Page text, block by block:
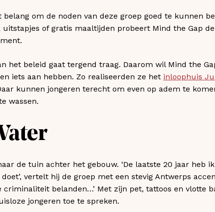
belang om de noden van deze groep goed te kunnen
uitstapjes of gratis maaltijden probeert Mind the Gap
het beleid gaat tergend traag. Daarom wil Mind the
iets aan hebben. Zo realiseerden ze het inloophuis
kunnen jongeren terecht om even op adem te
wassen.
de tuin achter het gebouw. ‘De laatste 20 jaar heb
vertelt hij de groep met een stevig Antwerps
criminaliteit belanden…’ Met zijn pet, tattoos en vlotte
jongeren toe te spreken.